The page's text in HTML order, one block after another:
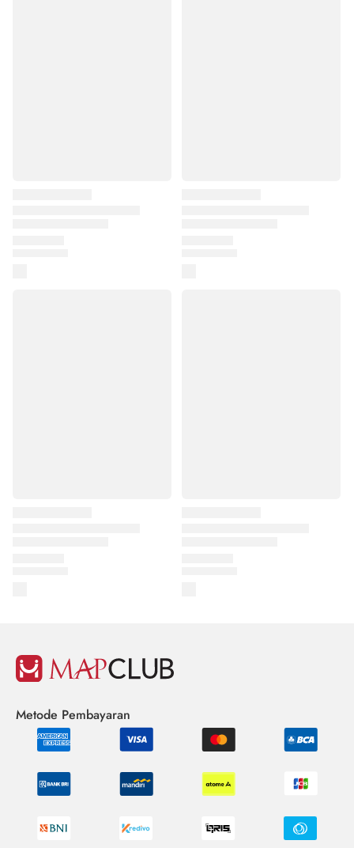
Metode Pembayaran